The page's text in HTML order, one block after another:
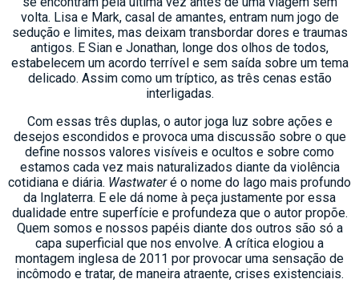
volta. Lisa e Mark, casal de amantes, entram num jogo de
sedução e limites, mas deixam transbordar dores e traumas
antigos. E Sian e Jonathan, longe dos olhos de todos,
estabelecem um acordo terrível e sem saída sobre um tema
delicado. Assim como um tríptico, as três cenas estão
interligadas.
Com essas três duplas, o autor joga luz sobre ações e
desejos escondidos e provoca uma discussão sobre o que
define nossos valores visíveis e ocultos e sobre como
estamos cada vez mais naturalizados diante da violência
cotidiana e diária. Wastwateré o nome do lago mais profundo
da Inglaterra. E ele dá nome à peça justamente por essa
dualidade entre superfície e profundeza que o autor propõe.
Quem somos e nossos papéis diante dos outros são só a
capa superficial que nos envolve. A crítica elogiou a
montagem inglesa de 2011 por provocar uma sensação de
incômodo e tratar, de maneira atraente, crises existenciais.